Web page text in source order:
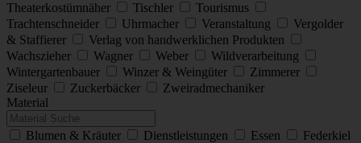
Theaterkostümnäher
Tischler
Tourismus
Trachtenschneider
Uhrmacher Veranstaltung
Vergolder
& Staffierer
Verlag von handwerklichen Produkten
Wachszieher
Wagner Weber
Wildverarbeitung
Wintergartenbauer
Winzer & Weingüter
Zimmerer
Ziseleur
Zuckerbäcker
Zweiradmechaniker
Material
Blumen & Kräuter Dienstleistungen Essen
Federkiel